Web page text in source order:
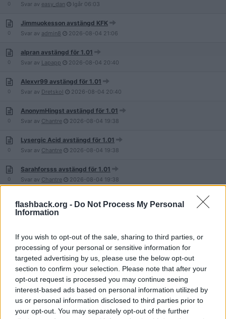
flashback.org - Do Not Process My Personal
Information
If you wish to opt-out of the sale, sharing to third parties, or
processing of your personal or sensitive information for
targeted advertising by us, please use the below opt-out
section to confirm your selection. Please note that after your
opt-out request is processed you may continue seeing
interest-based ads based on personal information utilized by
us or personal information disclosed to third parties prior to
your opt-out. You may separately opt-out of the further
0 Svar av easy_dan Igår 06:03
0
Jimmuokesson avstängd KFK
Svar av admin8 2026-08-04 21:06
0
alpran avstängd för 1.01
Svar av Lapapp 2026-08-04 20:40
0
Alexvr99 avstängd för 1.01
Svar av Dretskol 2026-08-04 20:40
0
AnonymHingst avstängd för 1.01
Svar av Chantre 2026-08-04 19:38
0
Lysergic Acid avstängd för 1.01
Svar av Chantre 2026-08-04 19:38
0
Sarahforsss avstängd för 1.01
Svar av Chantre 2026-08-04 19:38
Svar avChantre 2026-08-0419:38
Svar avblomvattnare 2026-08-04 17:14
borskungen avstängd för Ohörsamhet
Svar avfarbror_barbro 2026-08-04 17:14
andeta avstängd för 0.13
farbror_barbro 2026-08-04 17:14
Pellefant775 avstängd för Ohörsamhet